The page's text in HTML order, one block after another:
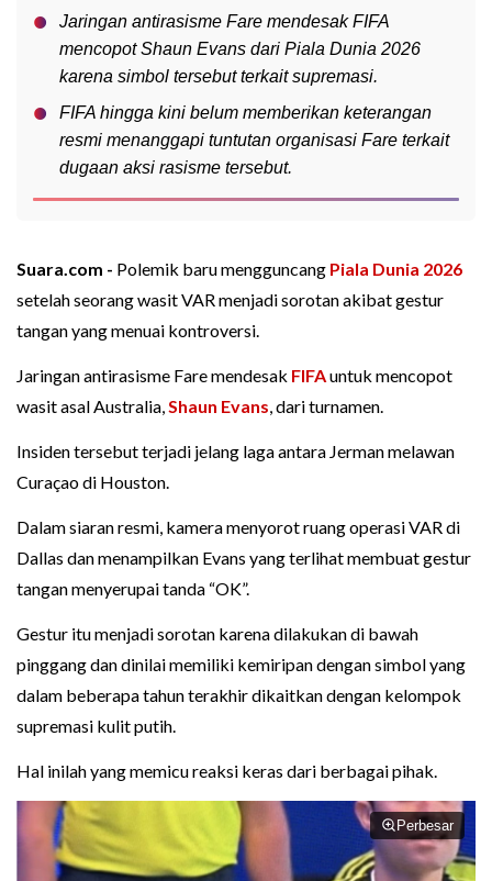
Jaringan antirasisme Fare mendesak FIFA
mencopot Shaun Evans dari Piala Dunia 2026
karena simbol tersebut terkait supremasi.
FIFA hingga kini belum memberikan keterangan
resmi menanggapi tuntutan organisasi Fare terkait
dugaan aksi rasisme tersebut.
Suara.com - Polemik baru mengguncang Piala Dunia 2026
setelah seorang wasit VAR menjadi sorotan akibat gestur
tangan yang menuai kontroversi.
Jaringan antirasisme Fare mendesak FIFAuntuk mencopot
wasit asal Australia,Shaun Evans, dari turnamen.
Insiden tersebut terjadi jelang laga antara Jerman melawan
Curaçao di Houston.
Dalam siaran resmi, kamera menyorot ruang operasi VAR di
Dallas dan menampilkan Evans yang terlihat membuat gestur
tangan menyerupai tanda “OK”.
Gestur itu menjadi sorotan karena dilakukan di bawah
pinggang dan dinilai memiliki kemiripan dengan simbol yang
dalam beberapa tahun terakhir dikaitkan dengan kelompok
supremasi kulit putih.
Hal inilah yang memicu reaksi keras dari berbagai pihak.
Perbesar